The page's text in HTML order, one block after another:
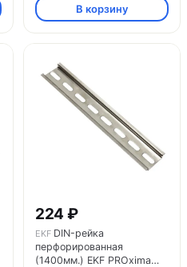
В корзину
224 ₽
EKF DIN-рейка
перфорированная
(1400мм.) EKF PROxima